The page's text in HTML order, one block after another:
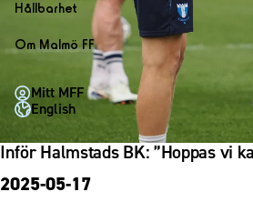
Fotbollsnätverket
P19
P17
F17
Malmö Trophy
Partner dam
Matchdag på Eleda Stadion
MFF-museet & rundvandringar
Fest & Event
Konferens
Möte
Mässa
Sommarfest
Julshow
Hållbarhet
Hållbarhet
Himmelsblå framtid – en match för
MFF i samhället
Laget för alla
Nattfotboll
Himmelsblå Tillsammans
Om Malmö FF
Om Malmö FF
Kontakt
Press och media
Historik – herrlaget
Historik – damlaget
Mitt MFF
English
Inför Halmstads BK: ”Hoppas vi
2025-05-17